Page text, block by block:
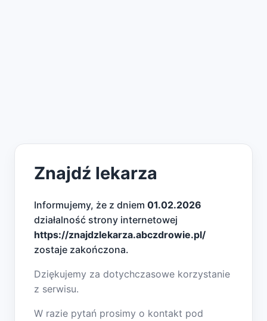
Znajdź lekarza
Informujemy, że z dniem 01.02.2026
działalność strony internetowej
https://znajdzlekarza.abczdrowie.pl/
zostaje zakończona.
Dziękujemy za dotychczasowe korzystanie
z serwisu.
W razie pytań prosimy o kontakt pod